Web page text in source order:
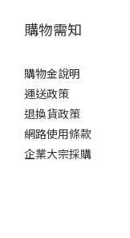
購物需知
購物金說明
運送政策
退換貨政策
網路使用條款
企業大宗採購